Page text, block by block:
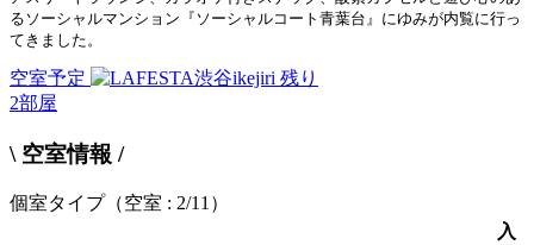
るソーシャルマンション『ソーシャルコート青葉台』にゆみが内覧に行っ
てきました。
空室予定
残り
2部屋
\ 空室情報 /
個室タイプ（空室 : 2/11）
入